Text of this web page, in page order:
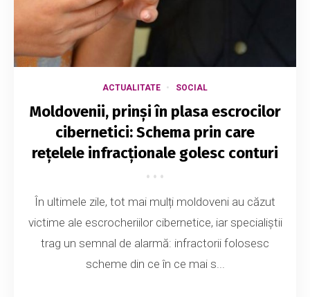
ACTUALITATE SOCIAL
Moldovenii, prinși în plasa escrocilor
cibernetici: Schema prin care
rețelele infracționale golesc conturi
În ultimele zile, tot mai mulți moldoveni au căzut
victime ale escrocheriilor cibernetice, iar specialiștii
trag un semnal de alarmă: infractorii folosesc
scheme din ce în ce mai s...